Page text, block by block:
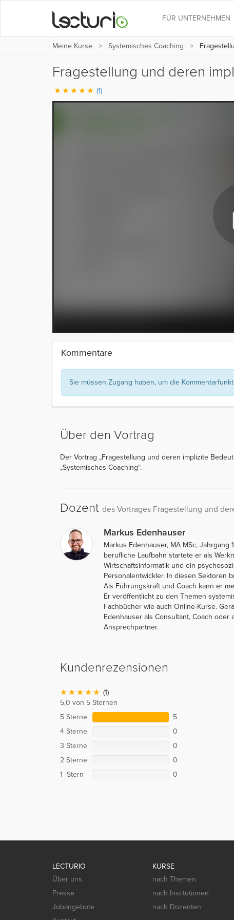
FÜR UNTERNEHMEN
Meine Kurse Systemisches Coaching
Fragestellung und deren
(1)
Kommentare
Sie müssen Zugang haben, um die
Über den Vortrag
Der Vortrag „Fragestellung und deren implizite
„Systemisches Coaching“.
Dozent des Vortrages Fragestellung und
Markus Edenhauser
Markus Edenhauser, MA MSc,
berufliche Laufbahn startete er als
Wirtschaftsinformatik und ein
Personalentwickler. In diesen Sektoren
Als Führungskraft und Coach kann er
Er veröffentlicht zu den Themen
Fachbücher wie auch Online-Kurse.
Edenhauser als Consultant, Coach
Ansprechpartner.
Kundenrezensionen
(1)
5,0 von 5 Sternen
5 Sterne
5
4 Sterne
0
3 Sterne
0
2 Sterne
0
1 Stern
0
LECTURIO
Über uns
Presse
Jobangebote
KURSE
nach Themen
nach Institutionen
nach Dozenten